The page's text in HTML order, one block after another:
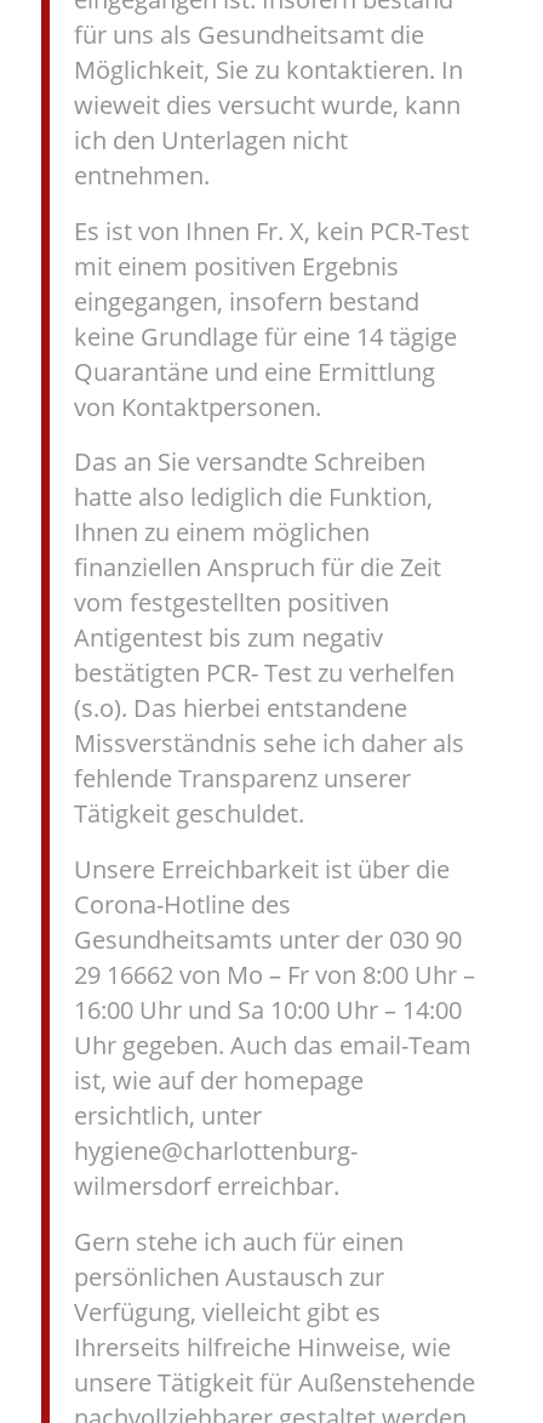
für uns als Gesundheitsamt die
Möglichkeit, Sie zu kontaktieren. In
wieweit dies versucht wurde, kann
ich den Unterlagen nicht
entnehmen.
Es ist von Ihnen Fr. X, kein PCR-Test
mit einem positiven Ergebnis
eingegangen, insofern bestand
keine Grundlage für eine 14 tägige
Quarantäne und eine Ermittlung
von Kontaktpersonen.
Das an Sie versandte Schreiben
hatte also lediglich die Funktion,
Ihnen zu einem möglichen
finanziellen Anspruch für die Zeit
vom festgestellten positiven
Antigentest bis zum negativ
bestätigten PCR- Test zu verhelfen
(s.o). Das hierbei entstandene
Missverständnis sehe ich daher als
fehlende Transparenz unserer
Tätigkeit geschuldet.
Unsere Erreichbarkeit ist über die
Corona-Hotline des
Gesundheitsamts unter der 030 90
29 16662 von Mo – Fr von 8:00 Uhr –
16:00 Uhr und Sa 10:00 Uhr – 14:00
Uhr gegeben. Auch das email-Team
ist, wie auf der homepage
ersichtlich, unter
hygiene@charlottenburg-
wilmersdorf erreichbar.
Gern stehe ich auch für einen
persönlichen Austausch zur
Verfügung, vielleicht gibt es
Ihrerseits hilfreiche Hinweise, wie
unsere Tätigkeit für Außenstehende